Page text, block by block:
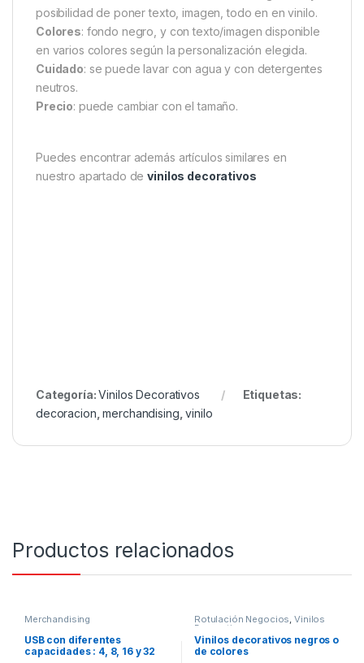
posibilidad de poner texto, imagen, todo en en vinilo.
Colores: fondo negro, y con texto/imagen disponible
en varios colores según la personalización elegida.
Cuidado: se puede lavar con agua y con detergentes
neutros.
Precio: puede cambiar con el tamaño.
Puedes encontrar además artículos similares en
nuestro apartado devinilos decorativos
Categoría:Vinilos Decorativos
Etiquetas:
decoracion ,merchandising ,vinilo
Productos relacionados
Merchandising
USB con diferentes
capacidades : 4, 8, 16 y 32
Rotulación Negocios,Vinilos
Decorativos
Vinilos decorativos negros o
de colores